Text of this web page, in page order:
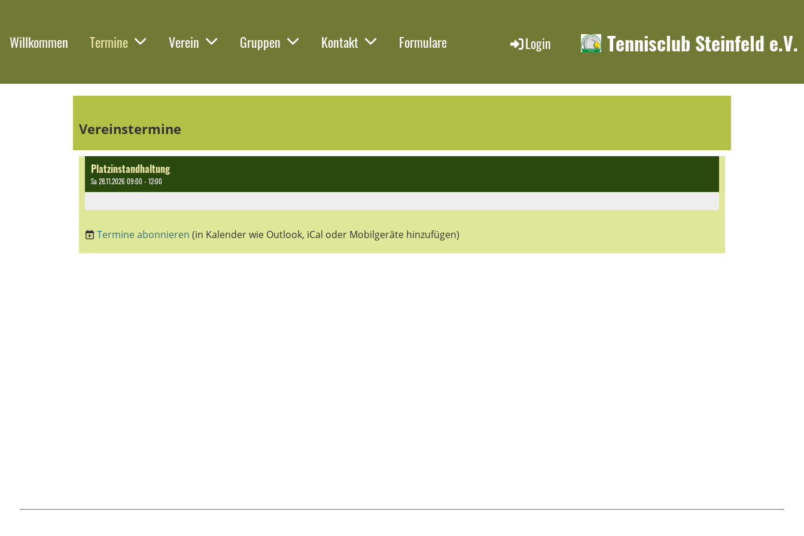
Willkommen Termine Verein Gruppen Kontakt Formulare Login Tennisclub Steinfeld e.V.
Vereinstermine
Platzinstandhaltung
Sa 28.11.2026 09:00 - 12:00
Termine abonnieren (in Kalender wie Outlook, iCal oder Mobilgeräte hinzufügen)